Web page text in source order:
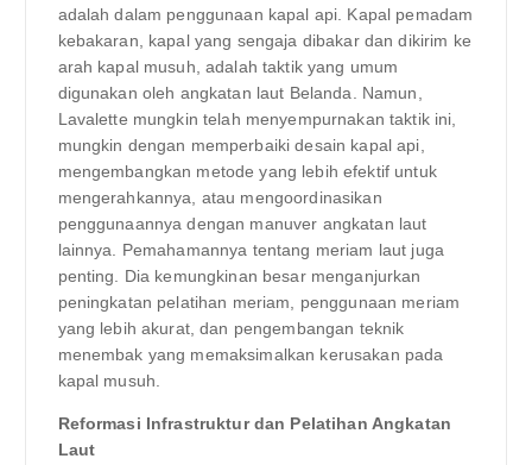
adalah dalam penggunaan kapal api. Kapal pemadam
kebakaran, kapal yang sengaja dibakar dan dikirim ke
arah kapal musuh, adalah taktik yang umum
digunakan oleh angkatan laut Belanda. Namun,
Lavalette mungkin telah menyempurnakan taktik ini,
mungkin dengan memperbaiki desain kapal api,
mengembangkan metode yang lebih efektif untuk
mengerahkannya, atau mengoordinasikan
penggunaannya dengan manuver angkatan laut
lainnya. Pemahamannya tentang meriam laut juga
penting. Dia kemungkinan besar menganjurkan
peningkatan pelatihan meriam, penggunaan meriam
yang lebih akurat, dan pengembangan teknik
menembak yang memaksimalkan kerusakan pada
kapal musuh.
Reformasi Infrastruktur dan Pelatihan Angkatan
Laut